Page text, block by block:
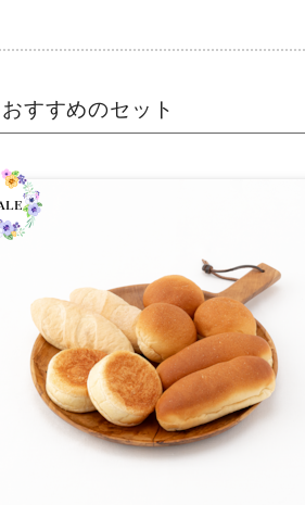
すすめのセット